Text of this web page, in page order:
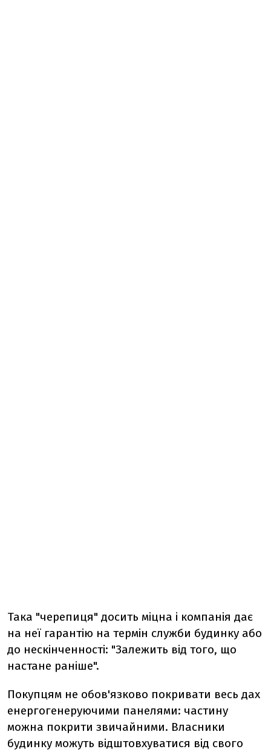
Така "черепиця" досить міцна і компанія дає
на неї гарантію на термін служби будинку або
до нескінченності: "Залежить від того, що
настане раніше".
Покупцям не обов'язково покривати весь дах
енергогенеруючими панелями: частину
можна покрити звичайними. Власники
будинку можуть відштовхуватися від свого